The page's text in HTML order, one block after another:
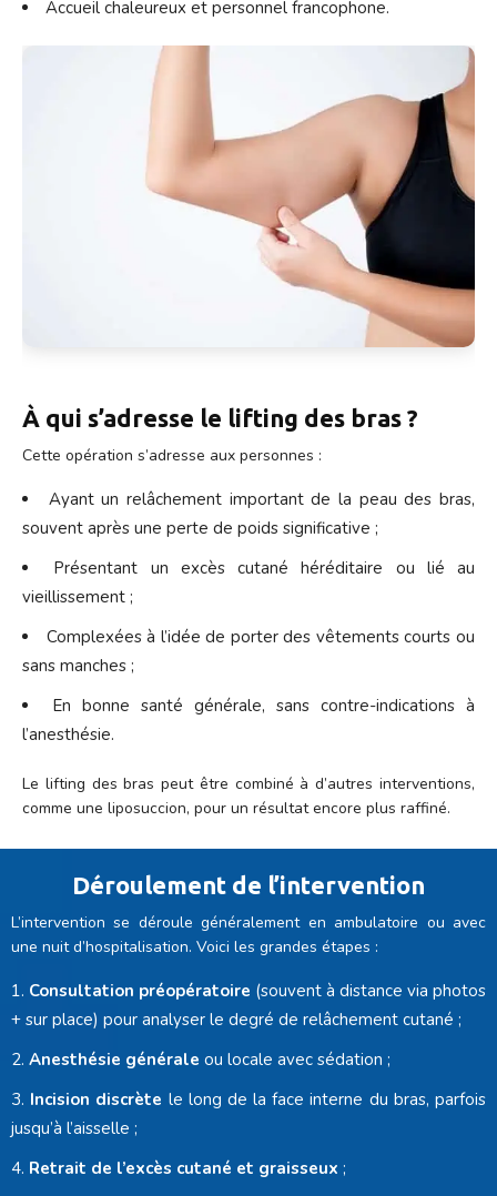
Accueil chaleureux et personnel francophone.
À qui s’adresse le lifting des bras ?
Cette opération s’adresse aux personnes :
Ayant un relâchement important de la peau des bras,
souvent après une perte de poids significative ;
Présentant un excès cutané héréditaire ou lié au
vieillissement ;
Complexées à l’idée de porter des vêtements courts ou
sans manches ;
En bonne santé générale, sans contre-indications à
l’anesthésie.
Le lifting des bras peut être combiné à d’autres interventions,
comme une liposuccion, pour un résultat encore plus raffiné.
Déroulement de l’intervention
L’intervention se déroule généralement en ambulatoire ou avec
une nuit d’hospitalisation. Voici les grandes étapes :
Consultation préopératoire (souvent à distance via photos
+ sur place) pour analyser le degré de relâchement cutané ;
Anesthésie générale ou locale avec sédation ;
Incision discrète le long de la face interne du bras, parfois
jusqu’à l’aisselle ;
Retrait de l’excès cutané et graisseux ;